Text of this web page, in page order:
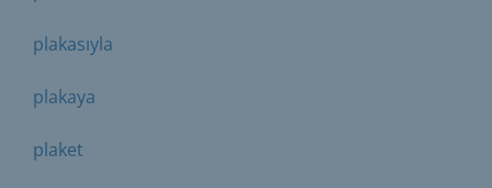
plakasıyla
plakaya
plaket